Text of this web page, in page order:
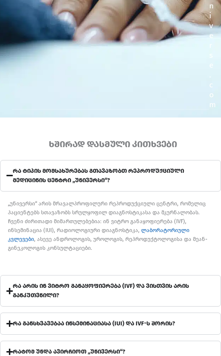
n
i
v
e
r
s
e
.
c
o
m
ხშირად დასმული კითხვები
რა ტიპის მომსახურებას გთავაზობთ რეპროდუქციული
მედიცინის ცენტრი „უნივერსი“?
„უნივერსი“ არის მრავალპროფილური რეპროდუქციული ცენტრი, რომელიც
პაციენტებს სთავაზობს სრულყოფილ დიაგნოსტიკასა და მკურნალობას.
ჩვენი ძირითადი მიმართულებებია: ინ ვიტრო განაყოფიერება (IVF),
ინსემინაცია (IUI), რადიოლოგიური დიაგნოსტიკა, ლაბორატორიული
კვლევები, ასევე ანდროლოგის, უროლოგის, რეპროდუქტოლოგისა და მეან-
გინეკოლოგის კონსულტაციები.
რა არის ინ ვიტრო განაყოფიერება (IVF) და ვისთვის არის
განკუთვნილი?
რა განსხვავებაა ინსემინაციასა (IUI) და IVF-ს შორის?
რატომ უნდა ავირჩიოთ „უნივერსი“?